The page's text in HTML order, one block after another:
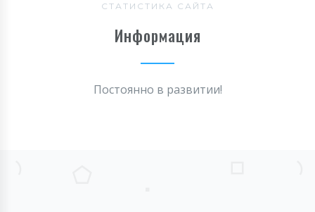
СТАТИСТИКА САЙТА
Информация
Постоянно в развитии!